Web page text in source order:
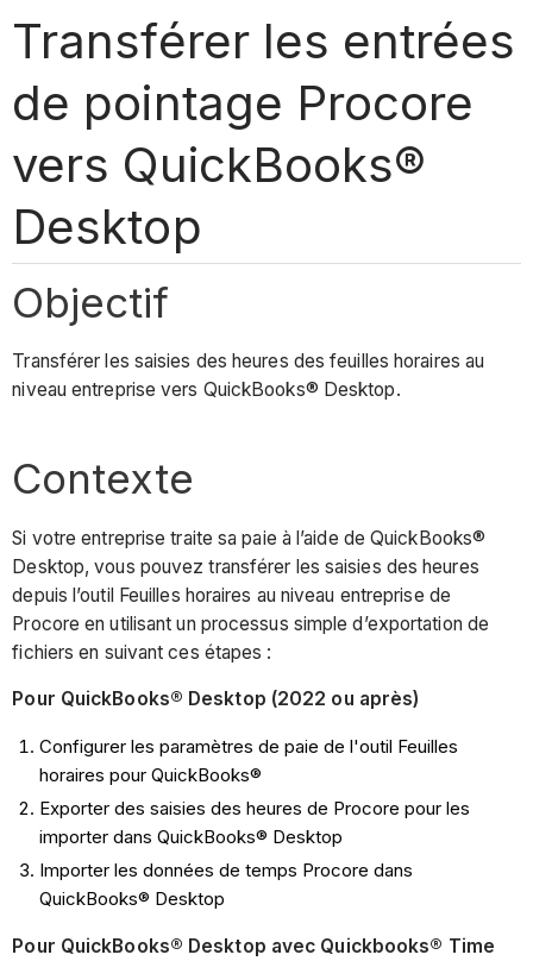
Transférer les entrées
de pointage Procore
vers QuickBooks®
Desktop
Objectif
Transférer les saisies des heures des feuilles horaires au
niveau entreprise vers QuickBooks® Desktop.
Contexte
Si votre entreprise traite sa paie à l’aide de QuickBooks®
Desktop, vous pouvez transférer les saisies des heures
depuis l’outil Feuilles horaires au niveau entreprise de
Procore en utilisant un processus simple d’exportation de
fichiers en suivant ces étapes :
Pour QuickBooks® Desktop (2022 ou après)
Configurer les paramètres de paie de l'outil Feuilles
horaires pour QuickBooks®
Exporter des saisies des heures de Procore pour les
importer dans QuickBooks® Desktop
Importer les données de temps Procore dans
QuickBooks® Desktop
Pour QuickBooks® Desktop avec Quickbooks® Time